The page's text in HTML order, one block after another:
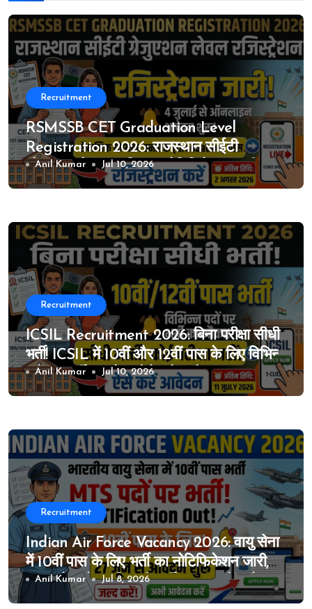
Recruitment
RSMSSB CET Graduation Level
Registration 2026: राजस्थान सीईटी
ग्रेजुएशन लेवल का विस्तृत नोटिफिकेशन जारी, 4
जुलाई से ऑनलाइन आवेदन शुरू
Anil Kumar Jul 10, 2026
Recruitment
ICSIL Recruitment 2026: बिना परीक्षा सीधी
भर्ती! ICSIL में 10वीं और 12वीं पास के लिए विभिन्न
पदों पर भर्ती का मौका, ऐसे करे आवेदन
Anil Kumar Jul 10, 2026
Recruitment
Indian Air Force Vacancy 2026: वायु सेना
में 10वीं पास के लिए भर्ती का नोटिफिकेशन जारी,
MTS के पदों पर निकली भर्ती, 27 जून से आवेदन
शुरू
Anil Kumar Jul 8, 2026